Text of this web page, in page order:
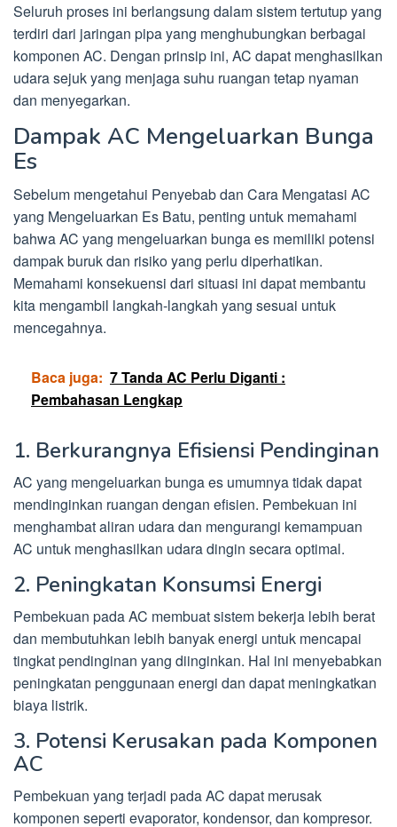
Seluruh proses ini berlangsung dalam sistem tertutup yang
terdiri dari jaringan pipa yang menghubungkan berbagai
komponen AC. Dengan prinsip ini, AC dapat menghasilkan
udara sejuk yang menjaga suhu ruangan tetap nyaman
dan menyegarkan.
Dampak AC Mengeluarkan Bunga
Es
Sebelum mengetahui Penyebab dan Cara Mengatasi AC
yang Mengeluarkan Es Batu, penting untuk memahami
bahwa AC yang mengeluarkan bunga es memiliki potensi
dampak buruk dan risiko yang perlu diperhatikan.
Memahami konsekuensi dari situasi ini dapat membantu
kita mengambil langkah-langkah yang sesuai untuk
mencegahnya.
Baca juga: 7 Tanda AC Perlu Diganti :
Pembahasan Lengkap
1. Berkurangnya Efisiensi Pendinginan
AC yang mengeluarkan bunga es umumnya tidak dapat
mendinginkan ruangan dengan efisien. Pembekuan ini
menghambat aliran udara dan mengurangi kemampuan
AC untuk menghasilkan udara dingin secara optimal.
2. Peningkatan Konsumsi Energi
Pembekuan pada AC membuat sistem bekerja lebih berat
dan membutuhkan lebih banyak energi untuk mencapai
tingkat pendinginan yang diinginkan. Hal ini menyebabkan
peningkatan penggunaan energi dan dapat meningkatkan
biaya listrik.
3. Potensi Kerusakan pada Komponen
AC
Pembekuan yang terjadi pada AC dapat merusak
komponen seperti evaporator, kondensor, dan kompresor.